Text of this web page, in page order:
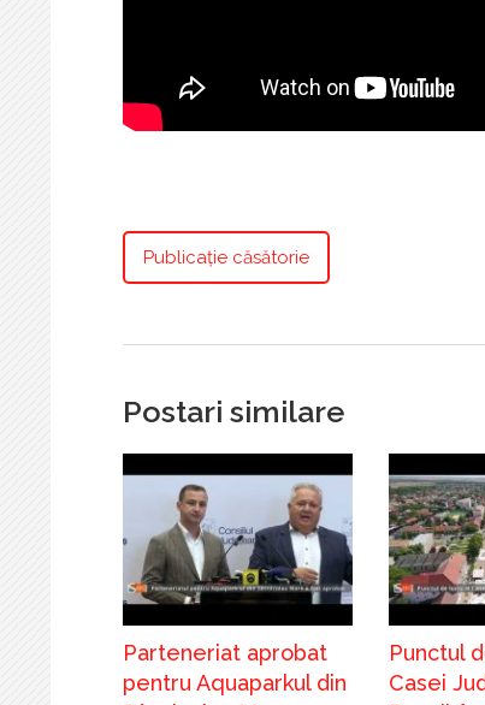
Publicație căsătorie
Postari similare
Parteneriat aprobat
pentru Aquaparkul din
Punctul
Casei